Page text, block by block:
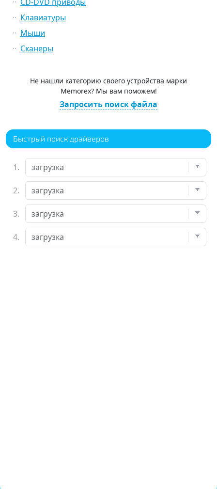
Клавиатуры
Мыши
Сканеры
Не нашли категорию своего устройства марки
Memorex? Мы вам поможем!
Запросить поиск файла
Быстрый поиск драйверов
1.
2.
3.
4.